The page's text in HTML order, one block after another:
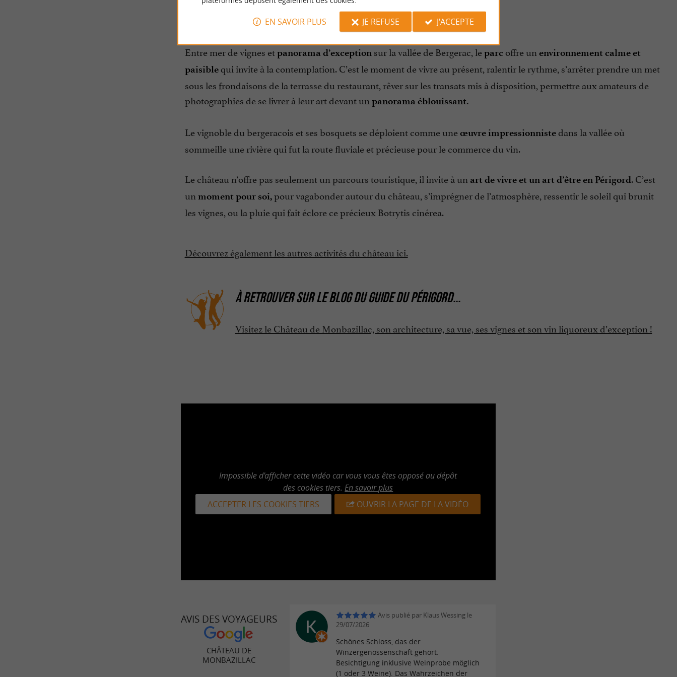
En sortant du Château, le parc offre un lieu de flânerie en toute liberté.
Entre mer de vignes etpanorama d’exception sur la vallée de Bergerac, leparcoffre un environnement calme et
paisiblequi invite à la contemplation. C’est le moment de vivre au présent, ralentir le rythme, s’arrêter prendre un met
sous les frondaisons de la terrasse du restaurant, rêver sur les transats mis à disposition, permettre aux amateurs de
photographies de se livrer à leur art devant un panorama éblouissant.
Le vignoble du bergeracois et ses bosquets se déploient comme uneœuvre impressionnistedans la vallée où
sommeille une rivière qui fut la route fluviale et précieuse pour le commerce du vin.
Le château n’offre pas seulement un parcours touristique, il invite à un art de vivre et un art d’être en Périgord. C’est
un moment pour soi,pour vagabonder autour du château, s’imprégner de l’atmosphère, ressentir le soleil qui brunit
les vignes, ou la pluie qui fait éclore ce précieux Botrytis cinérea.
Découvrez également les autres activités du château ici.
À RETROUVER SURLE BLOG DU GUIDE DU PÉRIGORD...
Visitez le Château de Monbazillac, son architecture, sa vue, ses vignes et son vin liquoreux d’exception !
Impossible d'afficher cette vidéo car vous vous êtes opposé au dépôt
des cookies tiers. En savoir plus
ACCEPTER LES COOKIES TIERS
OUVRIR LA PAGE DE LA VIDÉO
AVIS DES VOYAGEURS
CHÂTEAU DE
MONBAZILLAC
Avis publié par Klaus Wessing le
29/07/2026
Schönes Schloss, das der
Winzergenossenschaft gehört.
Besichtigung inklusive Weinprobe möglich
(1 oder 3 Weine). Das Wahrzeichen der
EN SAVOIR PLUS JE REFUSE J'ACCEPTE